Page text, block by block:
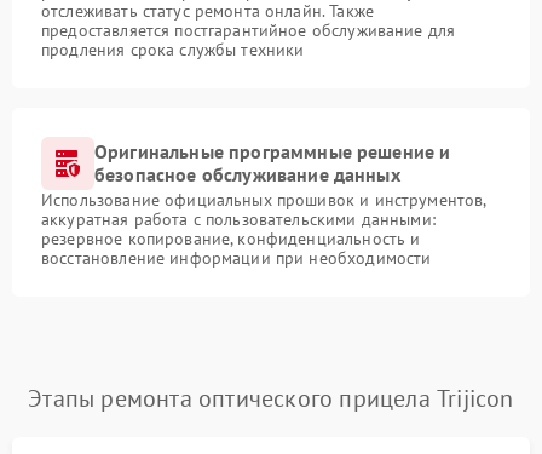
отслеживать статус ремонта онлайн. Также
предоставляется постгарантийное обслуживание для
продления срока службы техники
Оригинальные программные решение и
безопасное обслуживание данных
Использование официальных прошивок и инструментов,
аккуратная работа с пользовательскими данными:
резервное копирование, конфиденциальность и
восстановление информации при необходимости
Этапы ремонта оптического прицела Trijicon